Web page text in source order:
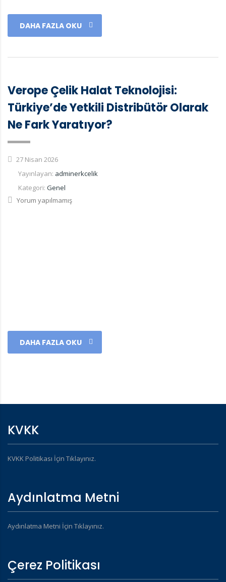
DAHA FAZLA OKU
Verope Çelik Halat Teknolojisi:
Türkiye’de Yetkili Distribütör Olarak
Ne Fark Yaratıyor?
27 Nisan 2026
Yayınlayan: adminerkcelik
Kategori: Genel
Yorum yapılmamış
DAHA FAZLA OKU
KVKK
KVKK Politikası İçin Tıklayınız.
Aydınlatma Metni
Aydınlatma Metni İçin Tıklayınız.
Çerez Politikası